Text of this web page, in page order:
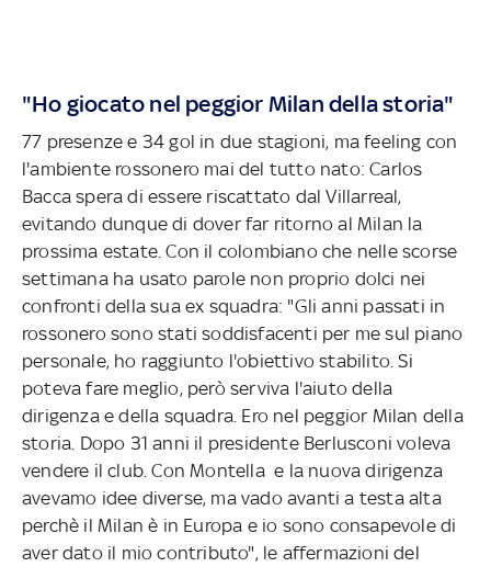
"Ho giocato nel peggior Milan della storia"
77 presenze e 34 gol in due stagioni, ma feeling con
l'ambiente rossonero mai del tutto nato: Carlos
Bacca spera di essere riscattato dal Villarreal,
evitando dunque di dover far ritorno al Milan la
prossima estate. Con il colombiano che nelle scorse
settimana ha usato parole non proprio dolci nei
confronti della sua ex squadra: "Gli anni passati in
rossonero sono stati soddisfacenti per me sul piano
personale, ho raggiunto l'obiettivo stabilito. Si
poteva fare meglio, però serviva l'aiuto della
dirigenza e della squadra. Ero nel peggior Milan della
storia. Dopo 31 anni il presidente Berlusconi voleva
vendere il club. Con Montella e la nuova dirigenza
avevamo idee diverse, ma vado avanti a testa alta
perchè il Milan è in Europa e io sono consapevole di
aver dato il mio contributo", le affermazioni del